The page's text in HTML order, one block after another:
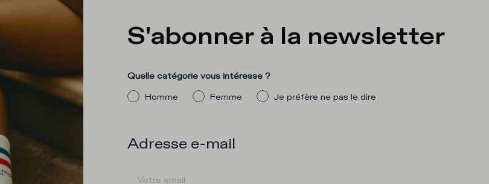
S'abonner à la newsletter
Quelle catégorie vous intéresse ?
Homme
Femme Je préfère ne pas le dire
Adresse e-mail